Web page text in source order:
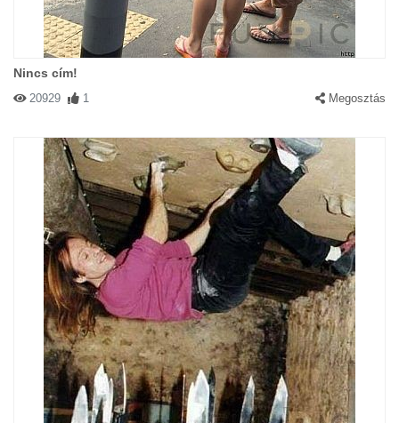
Nincs cím!
20929 1 Megosztás